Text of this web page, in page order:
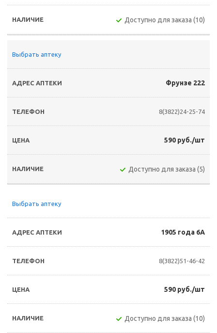
Доступно для заказа (10)
Выбрать аптеку
Фрунзе 222
8(3822)24-25-74
590 руб./шт
Доступно для заказа (5)
Выбрать аптеку
1905 года 6А
8(3822)51-46-42
590 руб./шт
Доступно для заказа (10)